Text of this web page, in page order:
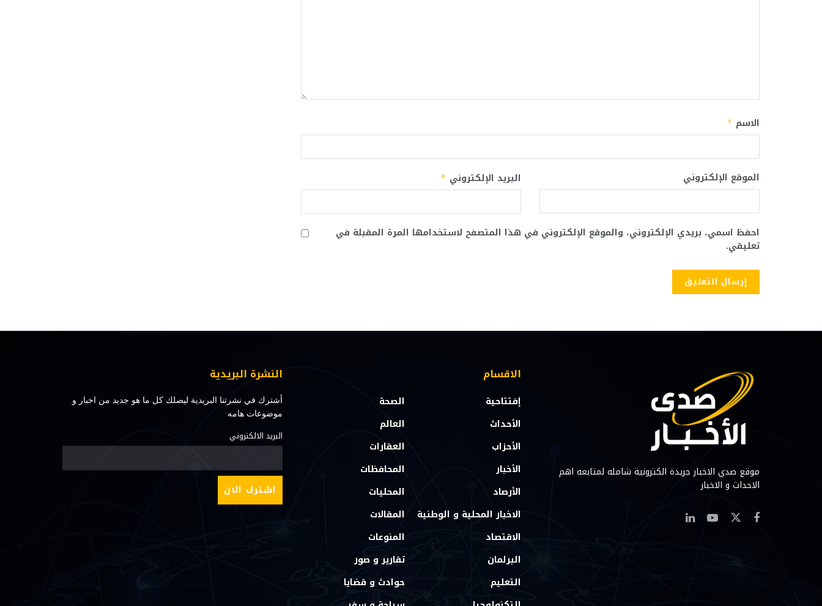
الاسم *
البريد الإلكتروني * الموقع الإلكتروني
احفظ اسمي، بريدي الإلكتروني، والموقع الإلكتروني في هذا المتصفح لاستخدامها المرة المقبلة في
تعليقي.
موقع صدي الاخبار جريدة الكترونية شامله لمتابعه اهم
الاحداث و الاخبار
الاقسام
إفتتاحية
الأحداث
الأحزاب
الأخبار
الأرصاد
الاخبار المحلية و الوطنية
الاقتصاد
البرلمان
التعليم
الصحة
العالم
العقارات
المحافظات
المحليات
المقالات
المنوعات
تقارير و صور
حوادث و قضايا
النشرة البريدية
أشترك في نشرتنا البريدية ليصلك كل ما هو جديد من اخبار و
موضوعات هامه
البريد الالكتروني